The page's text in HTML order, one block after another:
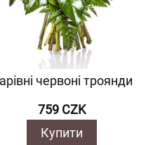
червоні троянди
759 CZK
Купити